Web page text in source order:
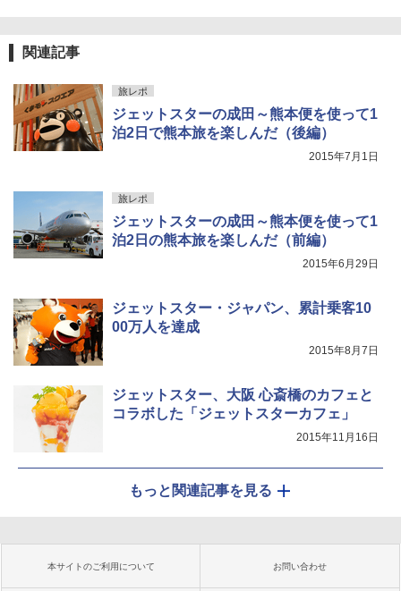
関連記事
旅レポ
ジェットスターの成田～熊本便を使って1
泊2日で熊本旅を楽しんだ（後編）
2015年7月1日
旅レポ
ジェットスターの成田～熊本便を使って1
泊2日の熊本旅を楽しんだ（前編）
2015年6月29日
ジェットスター・ジャパン、累計乗客10
00万人を達成
2015年8月7日
ジェットスター、大阪 心斎橋のカフェと
コラボした「ジェットスターカフェ」
2015年11月16日
もっと関連記事を見る
本サイトのご利用について お問い合わせ